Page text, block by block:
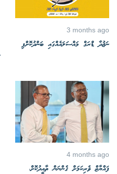
3 months ago
ނަޖުދާ ޑްރަގް މައްސަލައެއްގައި ބަންދުކޮށްފި
4 months ago
ފައްޔާޒް ވެރިކަމަށް ގެންނަން ތާއީދުކޮށް،